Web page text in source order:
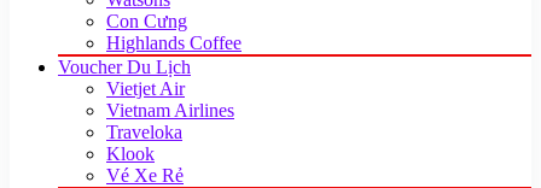
Con Cưng
Highlands Coffee
Voucher Du Lịch
Vietjet Air
Vietnam Airlines
Traveloka
Klook
Vé Xe Rẻ